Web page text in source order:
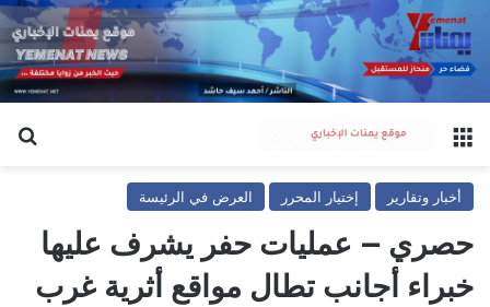
القائمة
أخبار وتقارير إختيار المحرر العرض في الرئيسة
حصري – عمليات حفر يشرف عليها
خبراء أجانب تطال مواقع أثرية غرب